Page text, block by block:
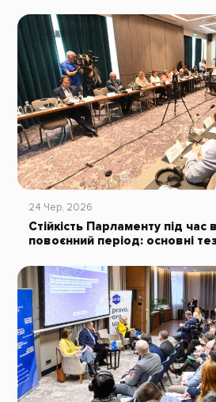
24 Чер, 2026
Стійкість Парламенту під час
повоєнний період: основні